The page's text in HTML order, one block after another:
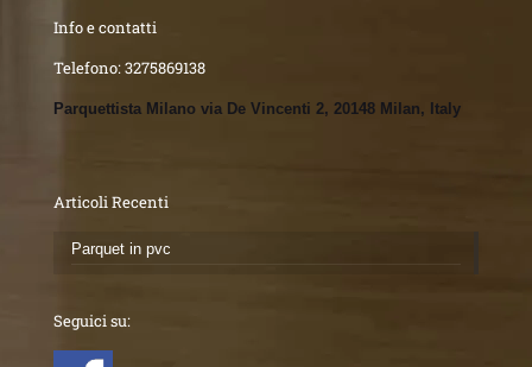
Info e contatti
Telefono:3275869138
Parquettista Milano via De Vincenti 2, 20148 Milan, Italy
Articoli Recenti
Parquet in pvc
Seguici su: